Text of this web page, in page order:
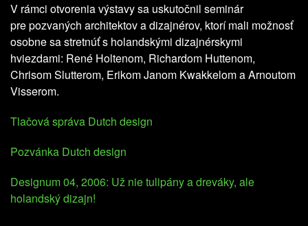
V rámci otvorenia výstavy sa uskutočnil seminár
pre pozvaných architektov a dizajnérov, ktorí mali možnosť
osobne sa stretnúť s holandskými dizajnérskymi
hviezdami: René Holtenom, Richardom Huttenom,
Chrisom Slutterom, Erikom Janom Kwakkelom a Arnoutom
Visserom.
Tlačová správa Dutch design
Pozvánka Dutch design
Designum 04, 2006: Už nie tulipány a dreváky, ale
holandský dizajn!